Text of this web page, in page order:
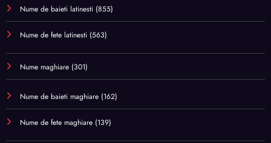
Nume de baieti latinesti (855)
Nume de fete latinesti (563)
Nume maghiare (301)
Nume de baieti maghiare (162)
Nume de fete maghiare (139)